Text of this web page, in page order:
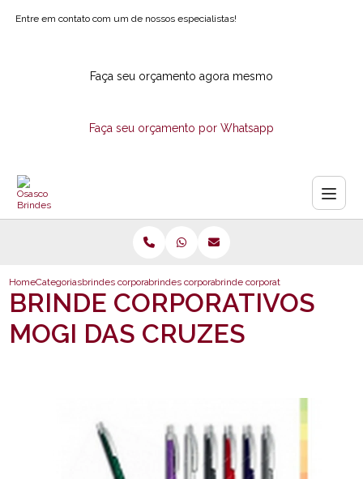
Entre em contato com um de nossos especialistas!
Faça seu orçamento agora mesmo
Faça seu orçamento por Whatsapp
HomeCategoriasbrindes corporativosbrindes corporativos ecologicos
brinde corporativos mogi das
BRINDE CORPORATIVOS
MOGI DAS CRUZES